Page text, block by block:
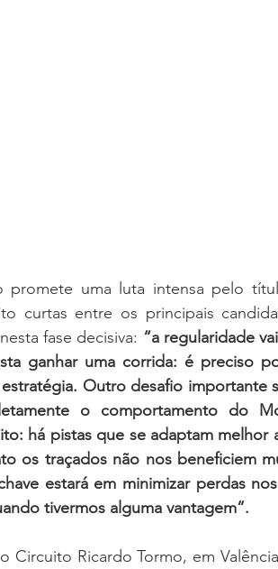
promete uma luta intensa pelo
curtas entre os principais
fase decisiva: “a regularidade
ganhar uma corrida: é preciso
Outro desafio importante
o comportamento do
há pistas que se adaptam melhor
os traçados não nos beneficiem
estará em minimizar perdas
tivermos alguma vantagem”.
Circuito Ricardo Tormo, em